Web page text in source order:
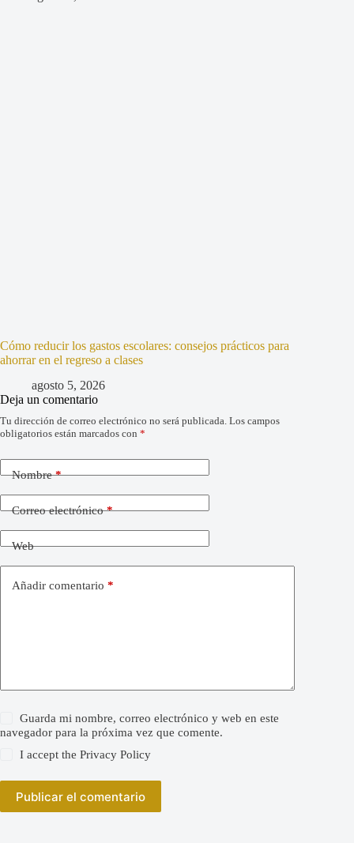
Cómo reducir los gastos escolares: consejos prácticos para
ahorrar en el regreso a clases
agosto 5, 2026
Deja un comentario
Tu dirección de correo electrónico no será publicada. Los campos
obligatorios están marcados con *
Nombre*
Correo electrónico*
Web
Añadir comentario *
Guarda mi nombre, correo electrónico y web en este
navegador para la próxima vez que comente.
I accept thePrivacy Policy
Publicar el comentario